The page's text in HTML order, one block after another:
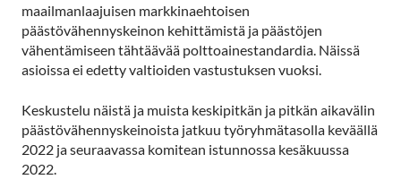
maailmanlaajuisen markkinaehtoisen
päästövähennyskeinon kehittämistä ja päästöjen
vähentämiseen tähtäävää polttoainestandardia. Näissä
asioissa ei edetty valtioiden vastustuksen vuoksi.
Keskustelu näistä ja muista keskipitkän ja pitkän aikavälin
päästövähennyskeinoista jatkuu työryhmätasolla keväällä
2022 ja seuraavassa komitean istunnossa kesäkuussa
2022.